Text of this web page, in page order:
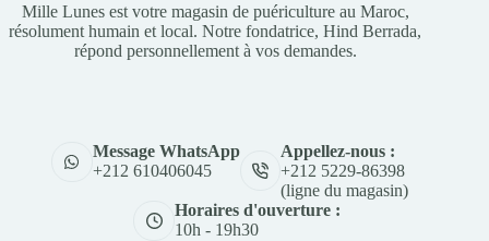
Mille Lunes est votre magasin de puériculture au Maroc,
résolument humain et local. Notre fondatrice, Hind Berrada,
répond personnellement à vos demandes.
Message WhatsApp
+212 610406045
Appellez-nous :
+212 5229-86398
(ligne du magasin)
Horaires d'ouverture :
10h - 19h30